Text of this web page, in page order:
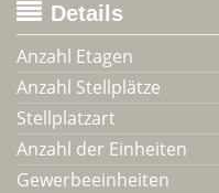
Details
Anzahl Etagen
Anzahl Stellplätze
Stellplatzart
Anzahl der Einheiten
Gewerbeeinheiten